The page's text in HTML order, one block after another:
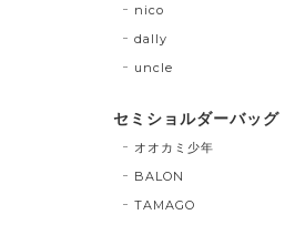
nico
dally
uncle
セミショルダーバッグ
オオカミ少年
BALON
TAMAGO